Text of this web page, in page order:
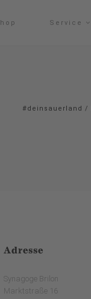
Service
#deinsauerland /
Adresse
Synagoge Brilon
Marktstraße 16